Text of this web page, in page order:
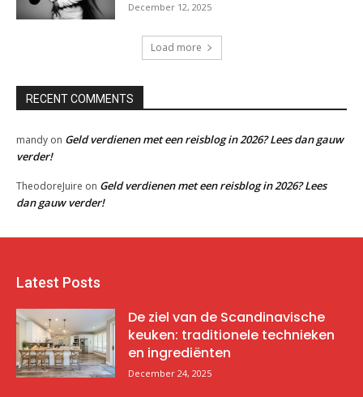
December 12, 2025
Load more
RECENT COMMENTS
mandy on Geld verdienen met een reisblog in 2026? Lees dan gauw
verder!
TheodoreJuire on Geld verdienen met een reisblog in 2026? Lees
dan gauw verder!
Latest Posts
De ziel van de Scandinavische
keuken: traditionele technieken
en ingrediënten
December 24, 2025